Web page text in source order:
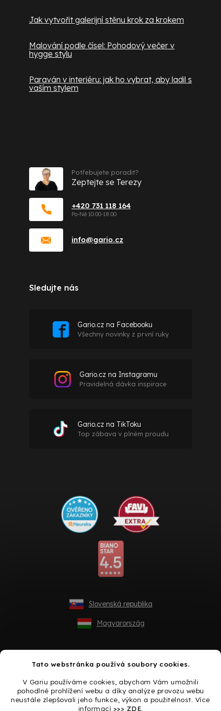
Tato webstránka používá soubory cookies.
V Gariu používáme cookies, abychom Vám umožnili
pohodlné prohlížení webu a díky analýze provozu webu
neustále zlepšovali jeho funkce, výkon a použitelnost. Více
informací >>> ZDE.
Jak vytvořit galerijní stěnu krok za krokem
Malování podle čísel: Pohodový večer v
hygge stylu
Paraván v interiéru: jak ho vybrat, aby ladil s
vaším stylem
info@gario.cz
+420 731 118 164
Potřebujete poradit?
Zeptejte se Terezy
Sledujte nás
Gario.cz na Facebooku
Všechny novinky z první ruky
Gario.cz na Instagramu
Pravidelná dávka inspirace
Gario.cz na TikToku
Top zábava v plném proudu
Slovenská republika
Magyarország